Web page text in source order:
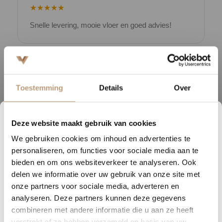
6
DAGEN
17
UREN
03
MINUTEN
25
SECONDEN
Nu tijdelijk 10% korting op
jouw vloer
Vraag snel een offerte aan en bespaar direct.
Toestemming Details Over
Deze website maakt gebruik van cookies
We gebruiken cookies om inhoud en advertenties te
personaliseren, om functies voor sociale media aan te
bieden en om ons websiteverkeer te analyseren. Ook
delen we informatie over uw gebruik van onze site met
onze partners voor sociale media, adverteren en
analyseren. Deze partners kunnen deze gegevens
combineren met andere informatie die u aan ze heeft
★★★★★
Snelle levering, mooie vloer en goed advies!
Deze stijlvolle PVC-vloer met allover structuur is een duurzame
keuze voor iedere woonruimte. Meer dan50% van het materiaal is
gerecycled, waardoor je kiest voor een vloer die zowel
milieubewust als kwalitatief is. De stroken zijn afgewerkt met een
micro V-groef (4V), wat een subtiel, elegant lijnenspel creeert.
Deextra matte toplaag van 0,55 mmzorgt voor een
natuurgetrouwe uitstraling en uitstekende bescherming tegen